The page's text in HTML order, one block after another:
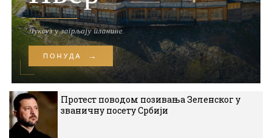
Протест поводом позивања Зеленског у
званичну посету Србији